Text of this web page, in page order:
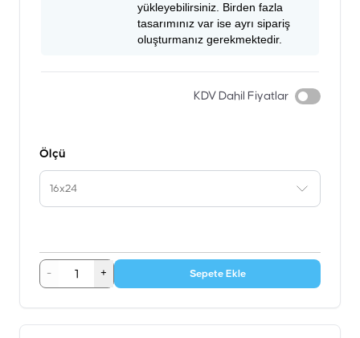
yükleyebilirsiniz. Birden fazla
tasarımınız var ise ayrı sipariş
oluşturmanız gerekmektedir.
KDV Dahil Fiyatlar
Ölçü
16x24
- + Sepete Ekle